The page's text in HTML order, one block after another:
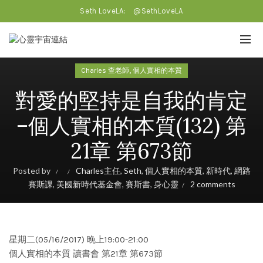
Seth LoveLA: @SethLoveLA
Charles 查老師, 個人實相的本質
對愛的堅持是自我的肯定
–個人實相的本質(132) 第
21章 第673節
Posted by Charles主任, Seth, 個人實相的本質, 新時代, 網路
賽斯課, 美國新時代基金會, 賽斯書, 身心靈 2 comments
星期二(05/16/2017) 晚上19:00-21:00
個人實相的本質 讀書會 第21章 第673節